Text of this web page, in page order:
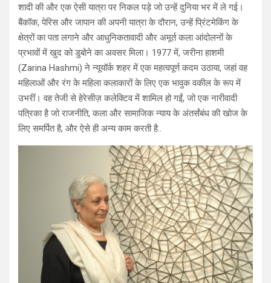
शादी की और एक ऐसी यात्रा पर निकल पड़े जो उन्हें दुनिया भर में ले गई।
बैंकॉक, पेरिस और जापान की अपनी यात्रा के दौरान, उन्हें प्रिंटमेकिंग के
क्षेत्रों का पता लगाने और आधुनिकतावादी और अमूर्त कला आंदोलनों के
प्रभावों में खुद को डुबोने का अवसर मिला। 1977 में, जरीना हाशमी
(Zarina Hashmi) ने न्यूयॉर्क शहर में एक महत्वपूर्ण कदम उठाया, जहां वह
महिलाओं और रंग के महिला कलाकारों के लिए एक भावुक वकील के रूप में
उभरीं। वह तेजी से हेरेसीज़ कलेक्टिव में शामिल हो गईं, जो एक नारीवादी
पत्रिका है जो राजनीति, कला और सामाजिक न्याय के अंतर्संबंध की खोज के
लिए समर्पित है, और ऐसे ही अन्य काम करती है..